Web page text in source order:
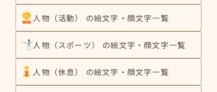
人物（活動） の絵文字・顔文字一覧
人物（スポーツ） の絵文字・顔文字一覧
人物（休息） の絵文字・顔文字一覧